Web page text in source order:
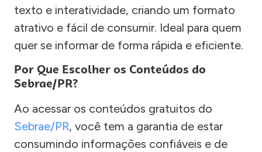
texto e interatividade, criando um formato
atrativo e fácil de consumir. Ideal para quem
quer se informar de forma rápida e eficiente.
Por Que Escolher os Conteúdos do
Sebrae/PR?
Ao acessar os conteúdos gratuitos do
Sebrae/PR, você tem a garantia de estar
consumindo informações confiáveis e de